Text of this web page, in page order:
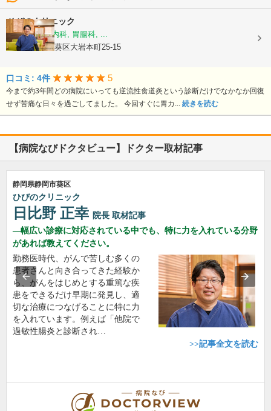
ひびのクリニック
内科, 消化器内科, 胃腸科, ...
静岡県静岡市葵区大岩本町25-15
口コミ: 4件 5
今まで約3年間どの病院にいっても逆流性食道炎という診断だけでなかなか回復
せず苦痛な日々を過ごしてました。 今回すぐに胃カ... 続きを読む
【病院なびドクタビュー】ドクター取材記事
静岡県静岡市葵区
ひびのクリニック
日比野 正幸 院長 取材記事
幅広い診療に対応されている中でも、特に力を入れている分野
があれば教えてください。
勤務医時代、がんで苦しむ多くの
患者さんと向き合ってきた経験か
ら、がんをはじめとする重篤な疾
患をできるだけ早期に発見し、適
切な治療につなげることに特に力
を入れています。例えば「他院で
過敏性腸炎と診断され…
>>記事全文を読む